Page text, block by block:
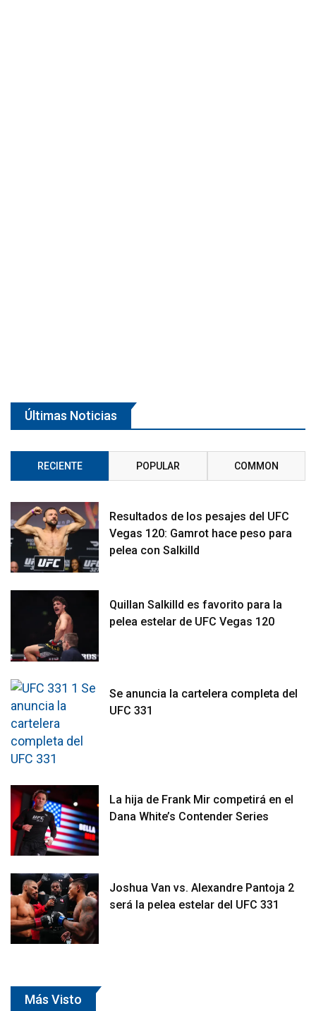
Últimas Noticias
RECIENTE POPULAR COMMON
Resultados de los pesajes del UFC
Vegas 120: Gamrot hace peso para
pelea con Salkilld
Quillan Salkilld es favorito para la
pelea estelar de UFC Vegas 120
Se anuncia la cartelera completa del
UFC 331
La hija de Frank Mir competirá en el
Dana White’s Contender Series
Joshua Van vs. Alexandre Pantoja 2
será la pelea estelar del UFC 331
Más Visto